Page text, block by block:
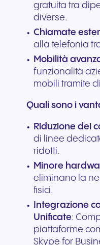
gratuita tra
diverse.
Chiamate
alla telefonia
Mobilità
funzionalità
mobili tramite
Quali sono i
Riduzione dei
di linee
ridotti.
Minore
eliminano la
fisici.
Integrazione
Unificate:
piattaforme
Skype for